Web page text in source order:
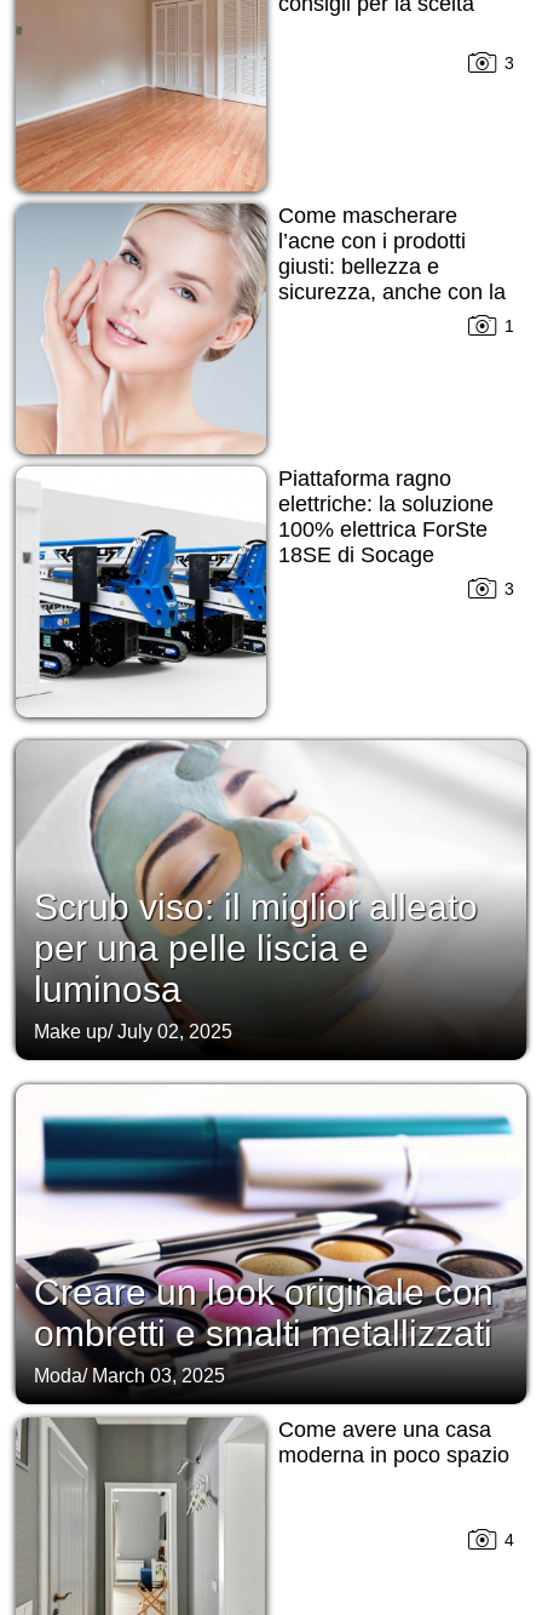
3
Come mascherare
l’acne con i prodotti
giusti: bellezza e
sicurezza, anche con la
1
Piattaforma ragno
elettriche: la soluzione
100% elettrica ForSte
18SE di Socage
3
Scrub viso: il miglior alleato
per una pelle liscia e
luminosa
Make up/July 02, 2025
Creare un look originale con
ombretti e smalti metallizzati
Moda/ March 03, 2025
Come avere una casa
moderna in poco spazio
4